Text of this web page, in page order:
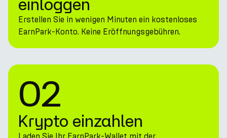
einloggen
Erstellen Sie in wenigen Minuten ein kostenloses
EarnPark-Konto. Keine Eröffnungsgebühren.
02
Krypto einzahlen